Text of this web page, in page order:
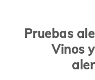
Pruebas
Vinos